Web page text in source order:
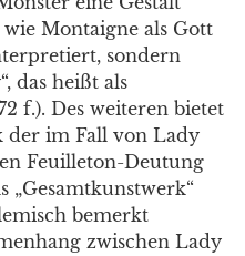
Montaigne als Gott
sondern
das heißt als
f.). Des weiteren bietet
der im Fall von Lady
Feuilleton-Deutung
bemerkt
zwischen Lady